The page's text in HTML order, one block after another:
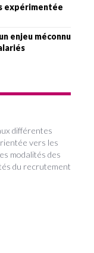
expérimentée
enjeu méconnu
différentes
vers les
modalités des
du recrutement